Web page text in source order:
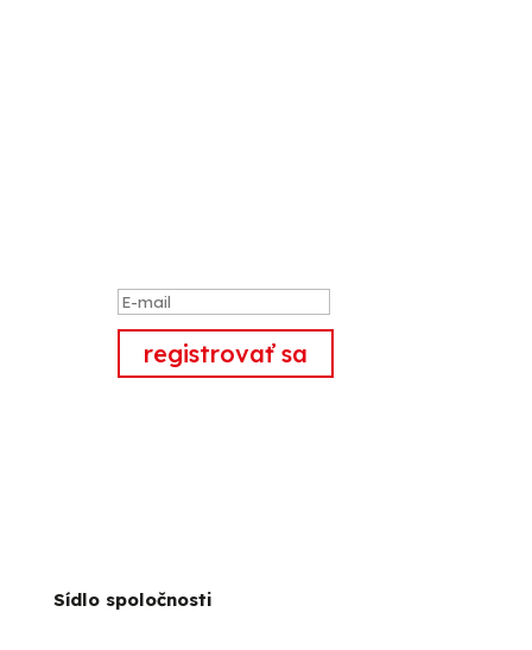
registrovať sa
Sídlo spoločnosti